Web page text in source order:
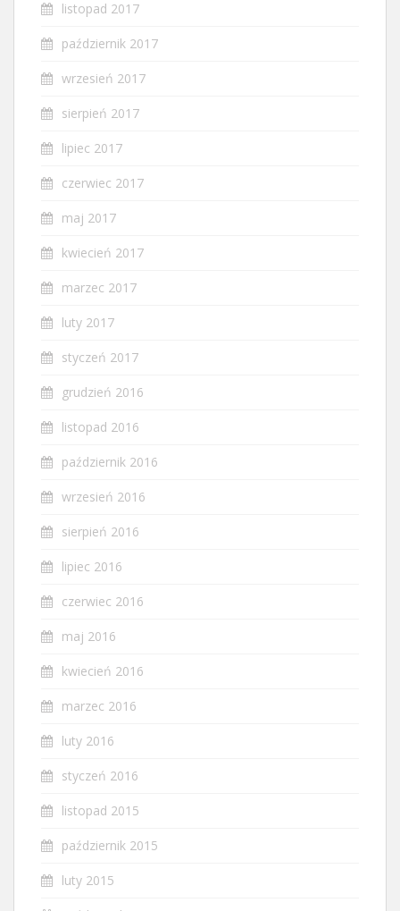
listopad 2017
październik 2017
wrzesień 2017
sierpień 2017
lipiec 2017
czerwiec 2017
maj 2017
kwiecień 2017
marzec 2017
luty 2017
styczeń 2017
grudzień 2016
listopad 2016
październik 2016
wrzesień 2016
sierpień 2016
lipiec 2016
czerwiec 2016
maj 2016
kwiecień 2016
marzec 2016
luty 2016
styczeń 2016
listopad 2015
październik 2015
luty 2015